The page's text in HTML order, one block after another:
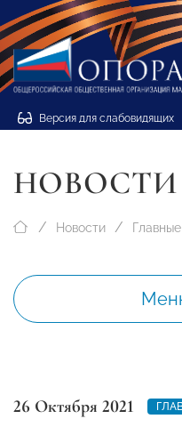
Версия для слабовидящих
НОВОСТИ
Новости
26 Октября 2021